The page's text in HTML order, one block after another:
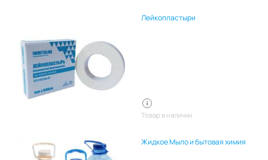
Лейкопластыри
Товар в наличии
Жидкое Мыло и бытовая химия